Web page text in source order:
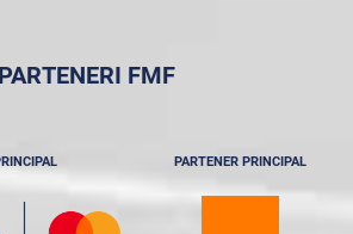
PARTENERI FMF
PARTENER PRINCIPAL